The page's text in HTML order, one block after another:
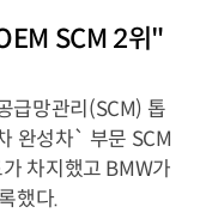
SCM 2위"
급망관리(SCM) 톱
완성차` 부문 SCM
차지했고 BMW가
했다.